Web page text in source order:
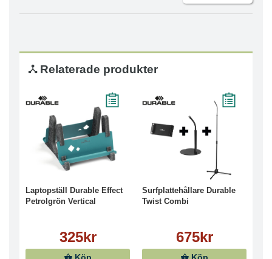
Relaterade produkter
Laptopställ Durable Effect
Petrolgrön Vertical
325kr
Surfplattehållare Durable
Twist Combi
675kr